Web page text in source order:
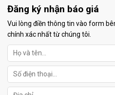
Đăng ký nhận báo giá
Vui lòng điền thông tin vào form
chính xác nhất từ chúng tôi.